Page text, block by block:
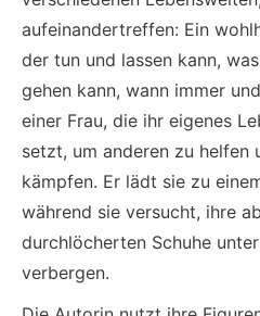
aufeinandertreffen: Ein
der tun und lassen kann,
gehen kann, wann immer
einer Frau, die ihr eigenes
setzt, um anderen zu helfen
kämpfen. Er lädt sie zu
während sie versucht, ihre
durchlöcherten Schuhe
verbergen.